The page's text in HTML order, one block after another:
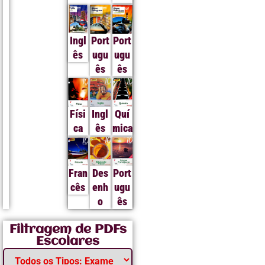
Ingl
ês
Port
ugu
ês
Port
ugu
ês
Físi
ca
Ingl
ês
Quí
mica
Fran
cês
Des
enh
o
Port
ugu
ês
Filtragem de PDFs
Escolares